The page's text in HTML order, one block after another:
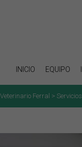
INICIO EQUIPO
Ferral > Servicios